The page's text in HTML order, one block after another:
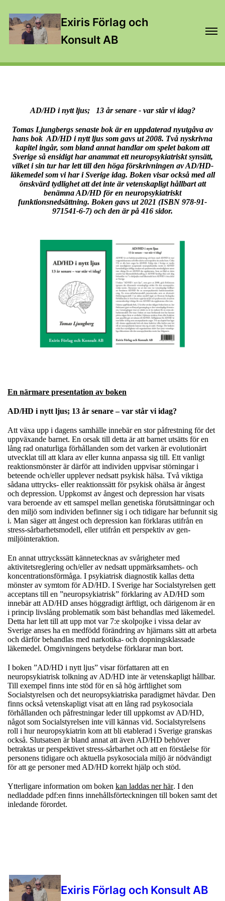
Exiris Förlag och
Konsult AB
AD/HD i nytt ljus; 13 år senare - var står vi idag?
Tomas Ljungbergs senaste bok är en uppdaterad nyutgåva av
hans bok AD/HD i nytt ljus som gavs ut 2008. Två nyskrivna
kapitel ingår, som bland annat handlar om spelet bakom att
Sverige så ensidigt har anammat ett neuropsykiatriskt synsätt,
vilket i sin tur har lett till den höga förskrivningen av AD/HD-
läkemedel som vi har i Sverige idag. Boken visar också med all
önskvärd tydlighet att det inte är vetenskapligt hållbart att
benämna AD/HD för en neuropsykiatriskt
funktionsnedsättning. Boken gavs ut 2021 (ISBN 978-91-
971541-6-7) och den är på 416 sidor.
En närmare presentation av boken
AD/HD i nytt ljus; 13 år senare – var står vi idag?
Att växa upp i dagens samhälle innebär en stor påfrestning för det
uppväxande barnet. En orsak till detta är att barnet utsätts för en
lång rad onaturliga förhållanden som det varken är evolutionärt
utvecklat till att klara av eller kunna anpassa sig till. Ett vanligt
reaktionsmönster är därför att individen uppvisar störningar i
beteende och/eller upplever nedsatt psykisk hälsa. Två viktiga
sådana uttrycks- eller reaktionssätt för psykisk ohälsa är ångest
och depression. Uppkomst av ångest och depression har visats
vara beroende av ett samspel mellan genetiska förutsättningar och
den miljö som individen befinner sig i och tidigare har befunnit sig
i. Man säger att ångest och depression kan förklaras utifrån en
stress-sårbarhetsmodell, eller utifrån ett perspektiv av gen-
miljöinteraktion.
En annat uttryckssätt kännetecknas av svårigheter med
aktivitetsreglering och/eller av nedsatt uppmärksamhets- och
koncentrationsförmåga. I psykiatrisk diagnostik kallas detta
mönster av symtom för AD/HD. I Sverige har Socialstyrelsen gett
acceptans till en ”neuropsykiatrisk” förklaring av AD/HD som
innebär att AD/HD anses höggradigt ärftligt, och därigenom är en
i princip livslång problematik som bäst behandlas med läkemedel.
Detta har lett till att upp mot var 7:e skolpojke i vissa delar av
Sverige anses ha en medfödd förändring av hjärnans sätt att arbeta
och därför behandlas med narkotika- och dopningsklassade
läkemedel. Omgivningens betydelse förklarar man bort.
I boken ”AD/HD i nytt ljus” visar författaren att en
neuropsykiatrisk tolkning av AD/HD inte är vetenskapligt hållbar.
Till exempel finns inte stöd för en så hög ärftlighet som
Socialstyrelsen och det neuropsykiatriska paradigmet hävdar. Den
finns också vetenskapligt visat att en lång rad psykosociala
förhållanden och påfrestningar leder till uppkomst av AD/HD,
något som Socialstyrelsen inte vill kännas vid. Socialstyrelsens
roll i hur neuropsykiatrin kom att bli etablerad i Sverige granskas
också. Slutsatsen är bland annat att även AD/HD behöver
betraktas ur perspektivet stress-sårbarhet och att en förståelse för
personens tidigare och aktuella psykosociala miljö är nödvändigt
för att ge personer med AD/HD korrekt hjälp och stöd.
Ytterligare information om boken kan laddas ner här. I den
nedladdade pdf:en finns innehållsförteckningen till boken samt det
inledande förordet.
Exiris Förlag och Konsult AB